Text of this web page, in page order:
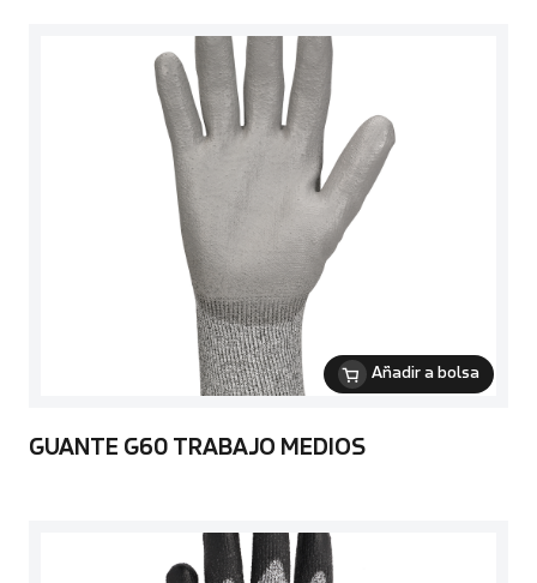
Añadir a bolsa
GUANTE G60 TRABAJO MEDIOS